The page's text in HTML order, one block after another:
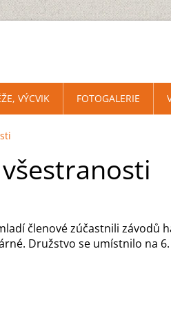
členové zúčastnili závodů
Družstvo se umístnilo na
VÝCVIK FOTOGALERIE